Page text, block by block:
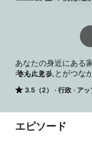
3.5（2） 行政 ア
あなたの身近にある
考え人と人とがつな
域や社会全体のこれ
さらに見る
エピソード